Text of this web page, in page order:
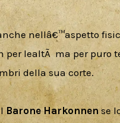
nellâ€™aspetto
lealtÃ  ma per puro
della sua corte.
Barone Harkonnen se